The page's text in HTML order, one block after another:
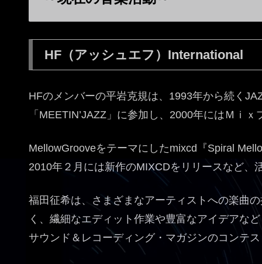
HF（アッシュエフ）International
HFのメンバーの平岩克規は、1993年から続く
「MEETIN’JAZZ」に参加し、2000年にはＭｉ
MellowGrooveをテーマにしたmixcd『Spiral
2010年２月には新作のMIXCDをリリースなど、
福田征希は、さまざまなアーティストへの楽曲
く、繊細なエディット作業や豊富なアイデアな
サウンド＆レコーディング・マガジンのコンテ